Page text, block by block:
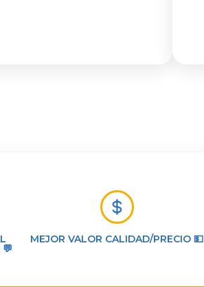
MEJOR VALOR CALIDAD/PRECIO 💵